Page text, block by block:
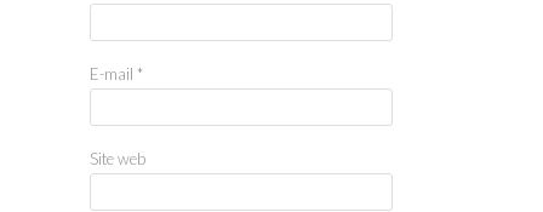
E-mail *
Site web